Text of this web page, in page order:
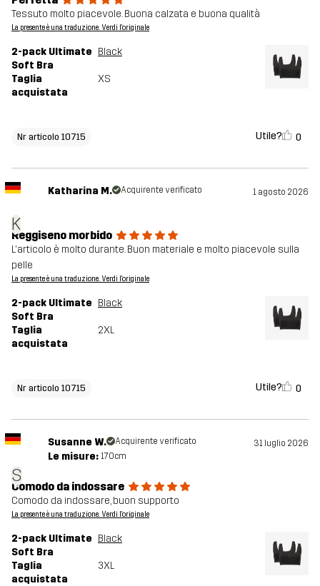
Tessuto molto piacevole. Buona calzata e buona qualità
La presente è una traduzione. Verdi l'originale
2-pack Ultimate
Soft Bra
Black
Taglia
acquistata
XS
Nr articolo 10715 Utile? 0
K
Katharina M. Acquirente verificato 1 agosto 2026
Reggiseno morbido
L'articolo è molto durante. Buon materiale e molto piacevole sulla
pelle
La presente è una traduzione. Verdi l'originale
2-pack Ultimate
Soft Bra
Black
Taglia
acquistata
2XL
Nr articolo 10715 Utile? 0
S
Susanne W. Acquirente verificato 31 luglio 2026
Le misure: 170cm
Comodo da indossare
Comodo da indossare, buon supporto
La presente è una traduzione. Verdi l'originale
2-pack Ultimate
Soft Bra
Black
Taglia
acquistata
3XL